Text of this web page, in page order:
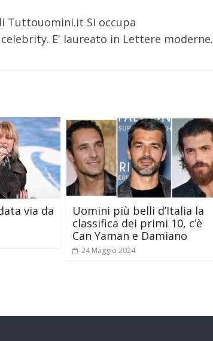
Tuttouomini.it Si occupa
E' laureato in Lettere moderne.
via da
Uomini più belli d’Italia la
classifica dei primi 10, c’è
Can Yaman e Damiano
24 Maggio 2024